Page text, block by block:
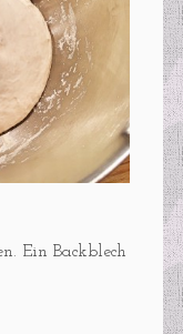
Ein Backblech